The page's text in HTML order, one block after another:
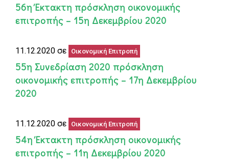
56η Έκτακτη πρόσκληση οικονομικής
επιτροπής – 15η Δεκεμβρίου 2020
11.12.2020 σε Οικονομική Επιτροπή
55η Συνεδρίαση 2020 πρόσκληση
οικονομικής επιτροπής – 17η Δεκεμβρίου
2020
11.12.2020 σε Οικονομική Επιτροπή
54η Έκτακτη πρόσκληση οικονομικής
επιτροπής – 11η Δεκεμβρίου 2020